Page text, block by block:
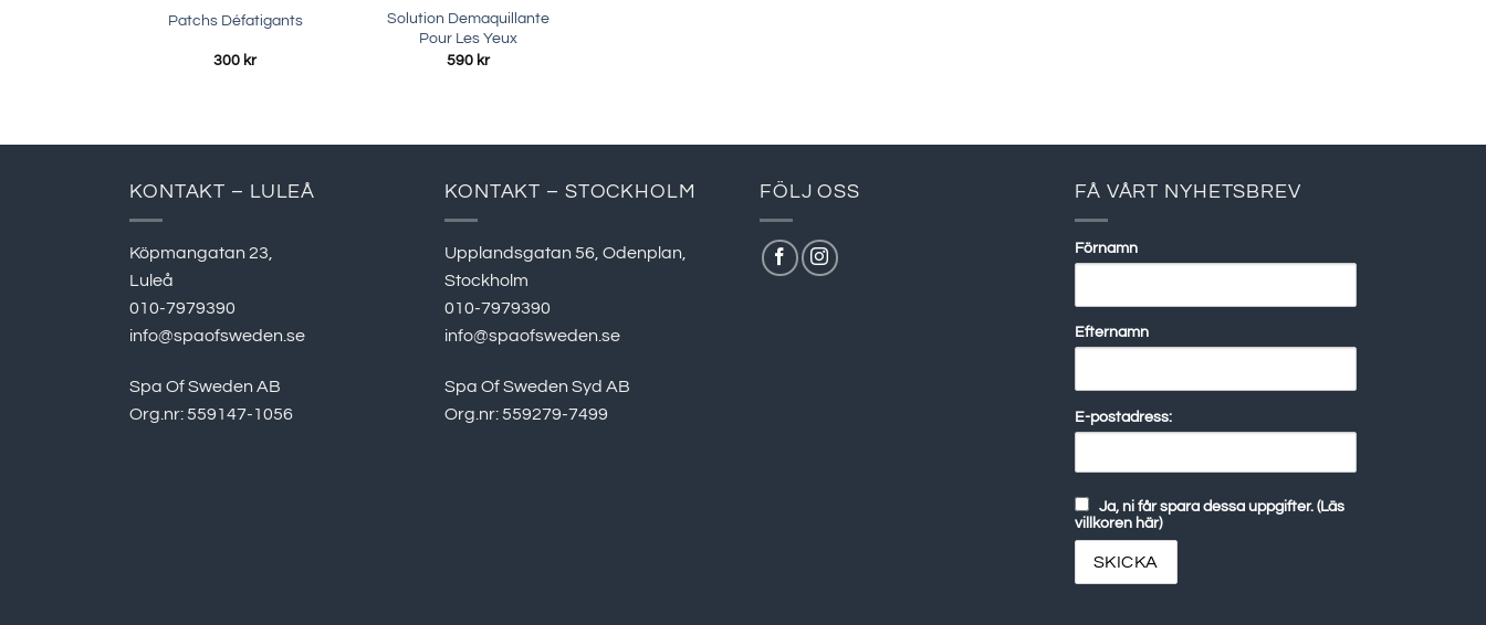
Patchs Défatigants
300 kr
Solution Demaquillante
Pour Les Yeux
590 kr
KONTAKT – LULEÅ
Köpmangatan 23,
Luleå
010-7979390
info@spaofsweden.se
Spa Of Sweden AB
Org.nr: 559147-1056
KONTAKT – STOCKHOLM
Upplandsgatan 56, Odenplan,
Stockholm
010-7979390
info@spaofsweden.se
Spa Of Sweden Syd AB
Org.nr: 559279-7499
FÖLJ OSS FÅ VÅRT NYHETSBREV
Förnamn
Efternamn
E-postadress:
Ja, ni får spara dessa uppgifter. (Läs
villkoren här)